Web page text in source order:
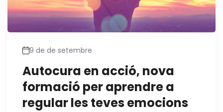
9 de de setembre
Autocura en acció, nova
formació per aprendre a
regular les teves emocions